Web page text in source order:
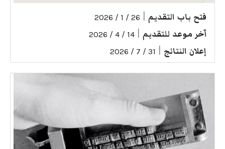
فتح باب التقديم 26 / 1 / 2026
آخر موعد للتقديم 14 / 4 / 2026
إعلان النتائج 31 / 7 / 2026